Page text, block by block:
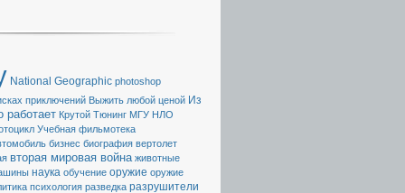
National Geographic photoshop
приключений Выжить любой ценой Из
работает Крутой Тюнинг МГУ НЛО
Учебная фильмотека
бизнес биография вертолет
вторая мировая война животные
наука обучение оружие оружие
психология разведка разрушители